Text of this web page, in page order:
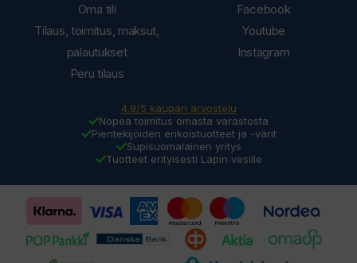
Oma tili
Tilaus, toimitus, maksut,
palautukset
Peru tilaus
Facebook
Youtube
Instagram
4.9/5 kaupan arvostelu
Nopea toimitus omasta varastosta
Pientekijöiden erikoistuotteet ja -värit
Supisuomalainen yritys
Tuotteet erityisesti Lapin vesille